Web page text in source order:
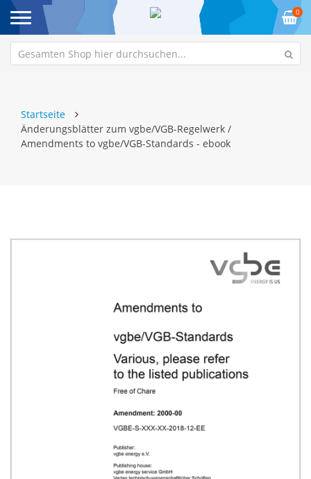
0
Startseite
Änderungsblätter zum vgbe/VGB-Regelwerk /
Amendments to vgbe/VGB-Standards - ebook